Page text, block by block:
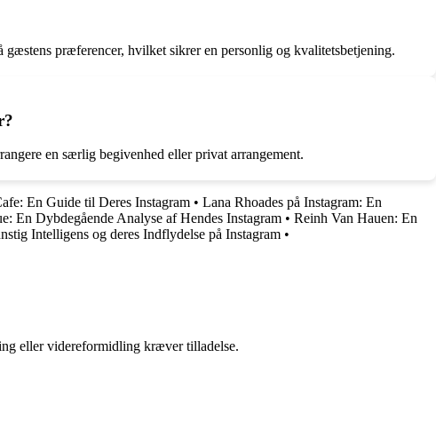
præferencer, hvilket sikrer en personlig og kvalitetsbetjening.
en særlig begivenhed eller privat arrangement.
En Guide til Deres Instagram • Lana Rhoades på Instagram: En
En Dybdegående Analyse af Hendes Instagram • Reinh Van Hauen: En
Intelligens og deres Indflydelse på Instagram •
eller videreformidling kræver tilladelse.